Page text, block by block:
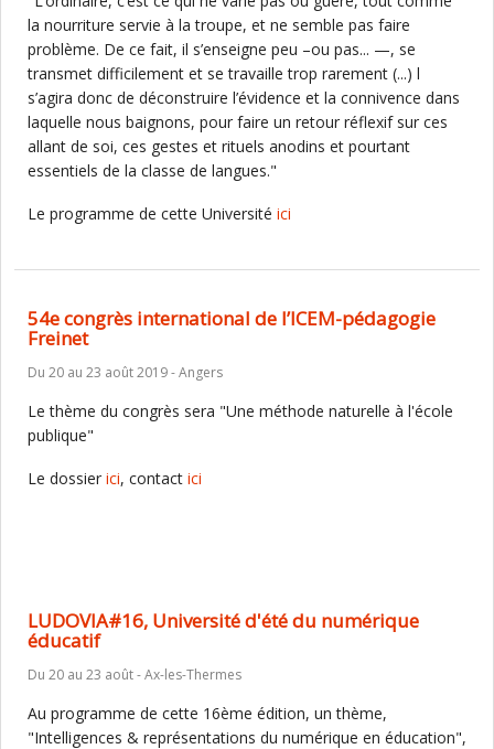
la nourriture servie à la troupe, et ne semble pas faire
problème. De ce fait, il s’enseigne peu –ou pas... —, se
transmet difficilement et se travaille trop rarement (...) l
s’agira donc de déconstruire l’évidence et la connivence dans
laquelle nous baignons, pour faire un retour réflexif sur ces
allant de soi, ces gestes et rituels anodins et pourtant
essentiels de la classe de langues."
Le programme de cette Université ici
54e congrès international de l’ICEM-pédagogie
Freinet
Du 20 au 23 août 2019 - Angers
Le thème du congrès sera "Une méthode naturelle à l'école
publique"
Le dossier ici, contact ici
LUDOVIA#16, Université d'été du numérique
éducatif
Du 20 au 23 août - Ax-les-Thermes
Au programme de cette 16ème édition, un thème,
"Intelligences & représentations du numérique en éducation",